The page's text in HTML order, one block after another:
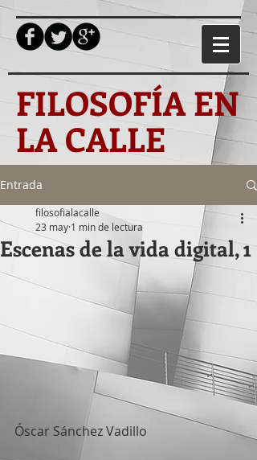
FILOSOFÍA EN
LA CALLE
Entrada
Escenas de la vida digital, 1
filosofialacalle
23 may 1 min de lectura
Óscar Sánchez Vadillo